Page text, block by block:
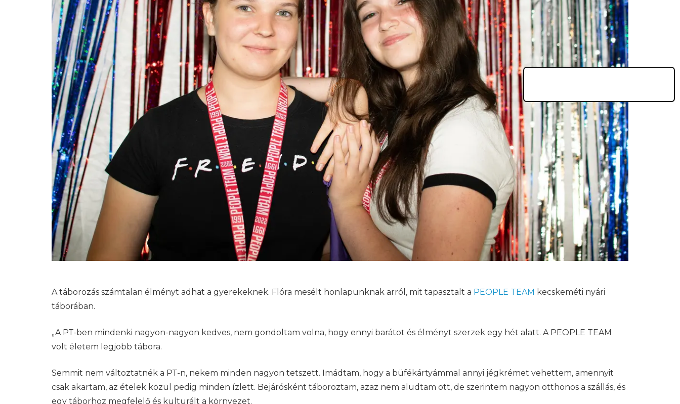
A táborozás számtalan élményt adhat a gyerekeknek. Flóra mesélt honlapunknak arról, mit tapasztalt a PEOPLE TEAM kecskeméti nyári
táborában.
„A PT-ben mindenki nagyon-nagyon kedves, nem gondoltam volna, hogy ennyi barátot és élményt szerzek egy hét alatt. A PEOPLE TEAM
volt életem legjobb tábora.
Semmit nem változtatnék a PT-n, nekem minden nagyon tetszett. Imádtam, hogy a büfékártyámmal annyi jégkrémet vehettem, amennyit
csak akartam, az ételek közül pedig minden ízlett. Bejárósként táboroztam, azaz nem aludtam ott, de szerintem nagyon otthonos a szállás, és
egy táborhoz megfelelő és kulturált a környezet.